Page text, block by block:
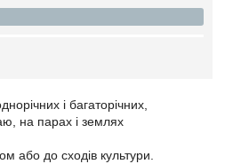
і багаторічних,
на парах і землях
або до сходів культури.